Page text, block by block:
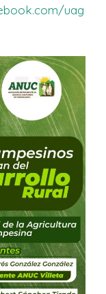
uag